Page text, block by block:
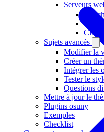
Serveurs
Nginx
Sujets avancés
Modifier la
Créer un
Intégrer les
Tester le
Questions
Mettre à jour le
Plugins osuny
Exemples
Checklist